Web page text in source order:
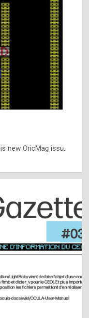
new OricMag issu.